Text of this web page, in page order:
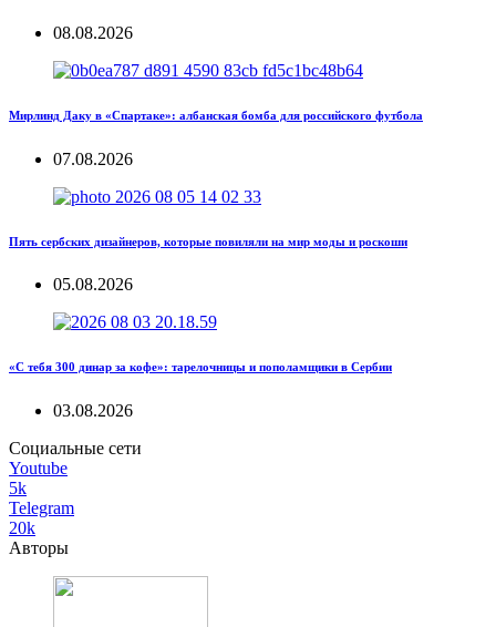
08.08.2026
Мирлинд Даку в «Спартаке»: албанская бомба для российского футбола
07.08.2026
Пять сербских дизайнеров, которые повиляли на мир моды и роскоши
05.08.2026
«С тебя 300 динар за кофе»: тарелочницы и пополамщики в Сербии
03.08.2026
Социальные сети
Youtube
5k
Telegram
20k
Авторы